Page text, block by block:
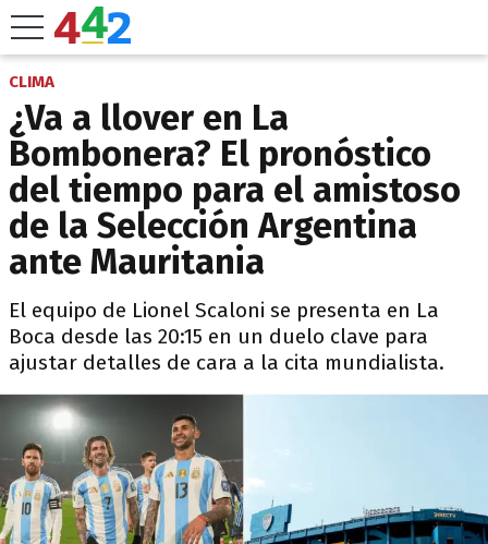
CLIMA
¿Va a llover en La
Bombonera? El pronóstico
del tiempo para el amistoso
de la Selección Argentina
ante Mauritania
El equipo de Lionel Scaloni se presenta en La
Boca desde las 20:15 en un duelo clave para
ajustar detalles de cara a la cita mundialista.